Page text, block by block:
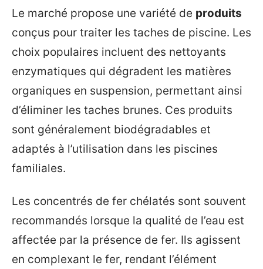
Le marché propose une variété de produits
conçus pour traiter les taches de piscine. Les
choix populaires incluent des nettoyants
enzymatiques qui dégradent les matières
organiques en suspension, permettant ainsi
d’éliminer les taches brunes. Ces produits
sont généralement biodégradables et
adaptés à l’utilisation dans les piscines
familiales.
Les concentrés de fer chélatés sont souvent
recommandés lorsque la qualité de l’eau est
affectée par la présence de fer. Ils agissent
en complexant le fer, rendant l’élément